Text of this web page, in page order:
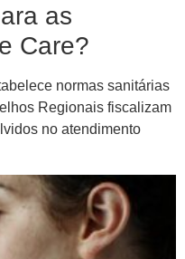
as
Care?
normas sanitárias
Regionais fiscalizam
no atendimento